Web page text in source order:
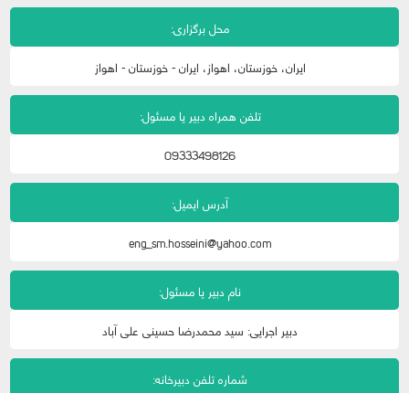
محل برگزاری:
ایران، خوزستان، اهواز، ایران - خوزستان - اهواز
تلفن همراه دبیر یا مسئول:
09333498126
آدرس ایمیل:
eng_sm.hosseini@yahoo.com
نام دبیر یا مسئول:
دبیر اجرایی: سید محمدرضا حسینی علی آباد
شماره تلفن دبیرخانه: